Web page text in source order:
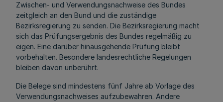
Zwischen- und Verwendungsnachweise des Bundes
zeitgleich an den Bund und die zuständige
Bezirksregierung zu senden. Die Bezirksregierung macht
sich das Prüfungsergebnis des Bundes regelmäßig zu
eigen. Eine darüber hinausgehende Prüfung bleibt
vorbehalten. Besondere landesrechtliche Regelungen
bleiben davon unberührt.
Die Belege sind mindestens fünf Jahre ab Vorlage des
Verwendungsnachweises aufzubewahren. Andere